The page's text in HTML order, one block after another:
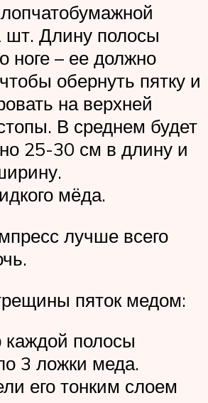
шт. Длину полосы
ноге – ее должно
обернуть пятку и
на верхней
В среднем будет
25-30 см в длину и
мёда.
лучше всего
пяток медом:
каждой полосы
3 ложки меда.
его тонким слоем